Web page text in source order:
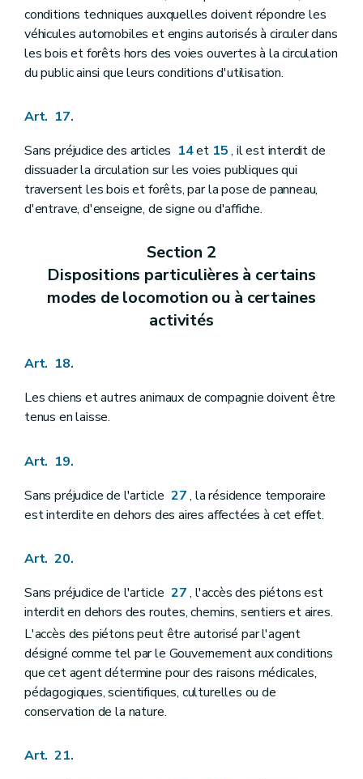
conditions techniques auxquelles doivent répondre les
véhicules automobiles et engins autorisés à circuler dans
les bois et forêts hors des voies ouvertes à la circulation
du public ainsi que leurs conditions d'utilisation.
Art. 17.
Sans préjudice des articles 14et 15, il est interdit de
dissuader la circulation sur les voies publiques qui
traversent les bois et forêts, par la pose de panneau,
d'entrave, d'enseigne, de signe ou d'affiche.
Section 2
Dispositions particulières à certains
modes de locomotion ou à certaines
activités
Art. 18.
Les chiens et autres animaux de compagnie doivent être
tenus en laisse.
Art. 19.
Sans préjudice de l'article 27, la résidence temporaire
est interdite en dehors des aires affectées à cet effet.
Art. 20.
Sans préjudice de l'article 27, l'accès des piétons est
interdit en dehors des routes, chemins, sentiers et aires.
L'accès des piétons peut être autorisé par l'agent
désigné comme tel par le Gouvernement aux conditions
que cet agent détermine pour des raisons médicales,
pédagogiques, scientifiques, culturelles ou de
conservation de la nature.
Art. 21.